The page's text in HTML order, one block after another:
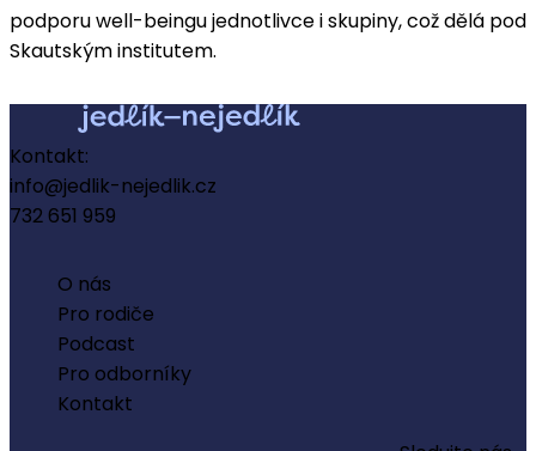
podporu well-beingu jednotlivce i skupiny, což dělá pod
Skautským institutem.
Kontakt:
info@jedlik-nejedlik.cz
732 651 959
O nás
Pro rodiče
Podcast
Pro odborníky
Kontakt